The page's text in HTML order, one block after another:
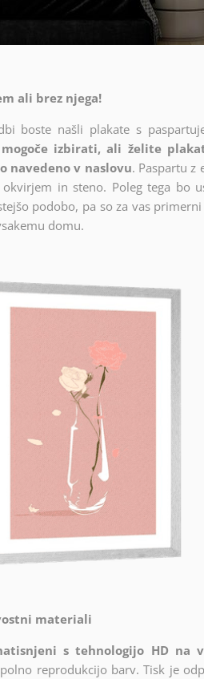
ali brez njega!
boste našli plakate s
izbirati, ali želite
navedeno v naslovu. Paspartu
in steno. Poleg tega bo
podobo, pa so za vas
domu.
materiali
s tehnologijo HD na
reprodukcijo barv. Tisk je